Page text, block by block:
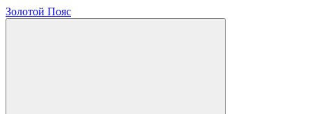
Золотой Пояс